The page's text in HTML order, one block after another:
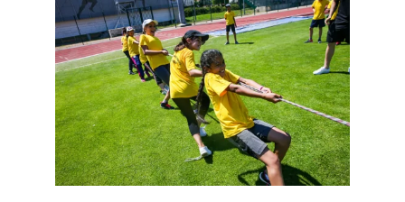
attestation employeur ou attestation Pôle
Emploi ou attestation de formation ou
inscription au registre du commerce et
des sociétés ou au répertoire des métiers
ou déclaration de création d’auto-
entreprise.
Monoparentalité : attestation CAF ou
jugement du Tribunal.